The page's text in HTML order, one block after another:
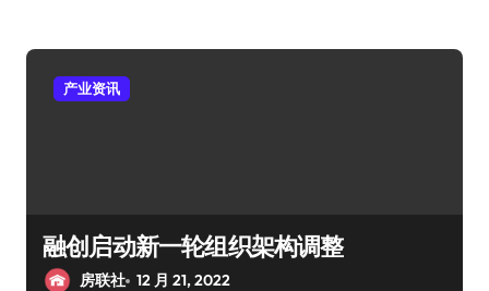
产业资讯
融创启动新一轮组织架构调整
房联社 12 月 21, 2022